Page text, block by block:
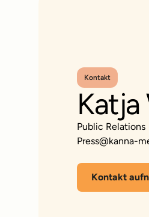
Kontakt
Katja
Public Relations
Press@kanna-
Kontakt